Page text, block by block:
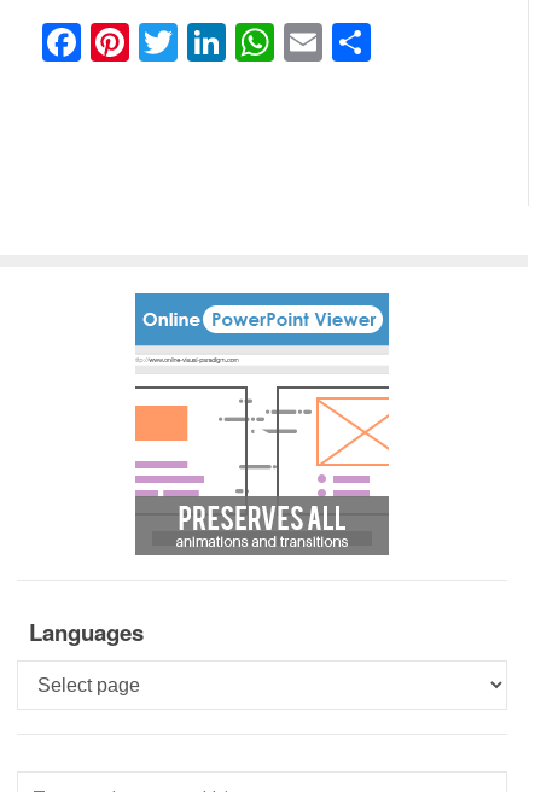
Facebook
Pinterest
Twitter
LinkedIn
WhatsApp
Email
Languages
Languages